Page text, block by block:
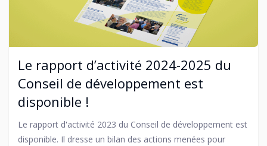
Le rapport d’activité 2024-2025 du
Conseil de développement est
disponible !
Le rapport d'activité 2023 du Conseil de développement est
disponible. Il dresse un bilan des actions menées pour